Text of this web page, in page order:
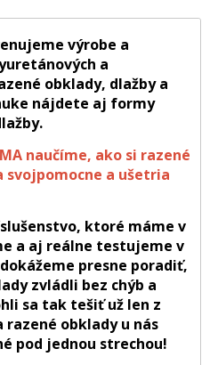
výrobe a
a
obklady, dlažby a
nájdete aj formy
naučíme, ako si razené
svojpomocne a ušetria
ktoré máme v
a aj reálne testujeme v
presne poradiť,
zvládli bez chýb a
sa tak tešiť už len z
razené obklady u nás
pod jednou strechou!